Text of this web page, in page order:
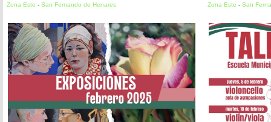
Zona Este - San Fernando de Henares Zona Este - San